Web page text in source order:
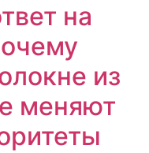
на
из
меняют